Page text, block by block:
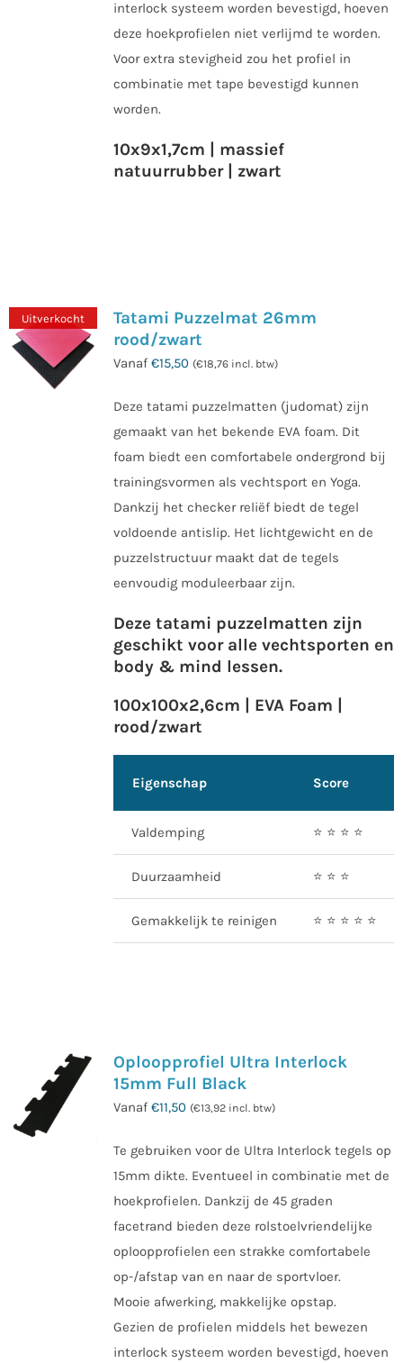
interlock systeem worden bevestigd, hoeven
deze hoekprofielen niet verlijmd te worden.
Voor extra stevigheid zou het profiel in
combinatie met tape bevestigd kunnen
worden.
10x9x1,7cm | massief
natuurrubber | zwart
Uitverkocht
Tatami Puzzelmat 26mm
rood/zwart
Vanaf €15,50 (€18,76incl. btw)
Deze tatami puzzelmatten (judomat) zijn
gemaakt van het bekende EVA foam. Dit
foam biedt een comfortabele ondergrond bij
trainingsvormen als vechtsport en Yoga.
Dankzij het checker reliëf biedt de tegel
voldoende antislip. Het lichtgewicht en de
puzzelstructuur maakt dat de tegels
eenvoudig moduleerbaar zijn.
Deze tatami puzzelmatten zijn
geschikt voor alle vechtsporten en
body & mind lessen.
100x100x2,6cm | EVA Foam |
rood/zwart
Eigenschap Score
Valdemping ⭐️ ⭐️ ⭐️ ⭐️
Duurzaamheid ⭐️ ⭐️ ⭐️
Gemakkelijk te reinigen ⭐️ ⭐️ ⭐️ ⭐️ ⭐️
Oploopprofiel Ultra Interlock
15mm Full Black
Vanaf €11,50 (€13,92incl. btw)
Te gebruiken voor de Ultra Interlock tegels op
15mm dikte. Eventueel in combinatie met de
hoekprofielen. Dankzij de 45 graden
facetrand bieden deze rolstoelvriendelijke
oploopprofielen een strakke comfortabele
op-/afstap van en naar de sportvloer.
Mooie afwerking, makkelijke opstap.
Gezien de profielen middels het bewezen
interlock systeem worden bevestigd, hoeven